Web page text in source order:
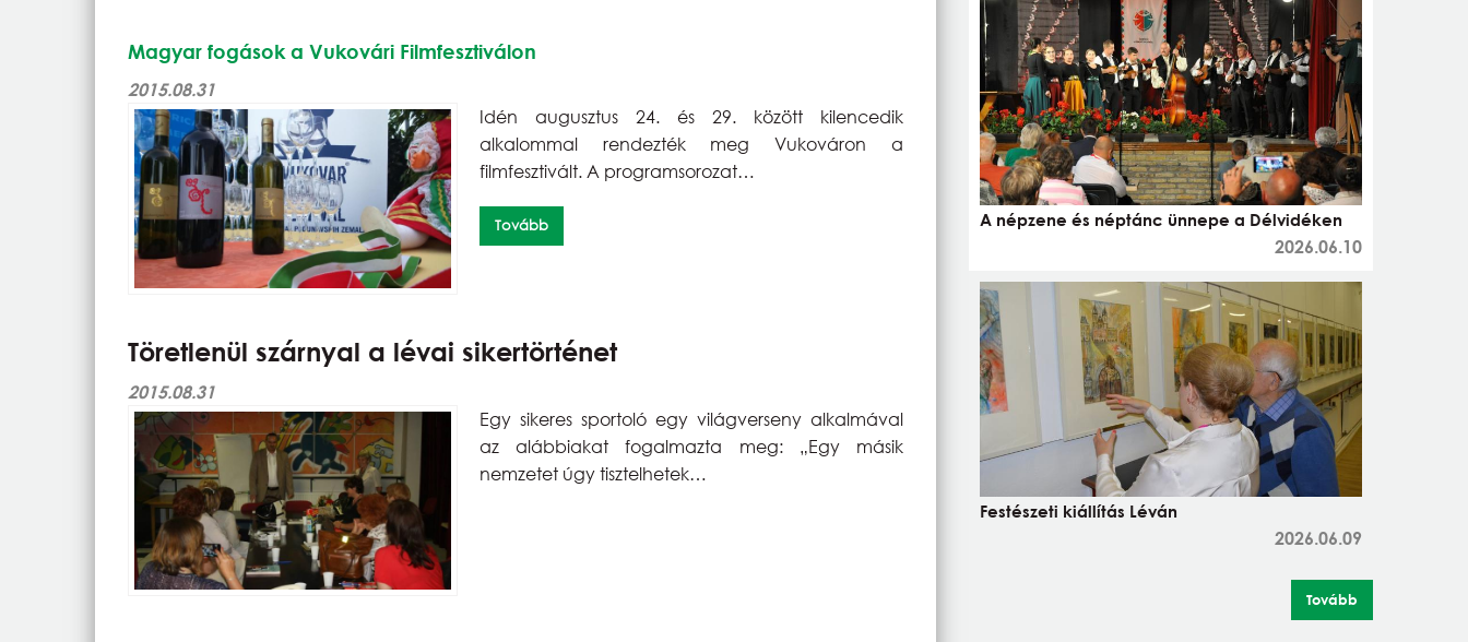
Magyar fogások a Vukovári Filmfesztiválon
2015.08.31
Idén augusztus 24. és 29. között kilencedik
alkalommal rendezték meg Vukováron a
filmfesztivált. A programsorozat…
Tovább
Töretlenül szárnyal a lévai sikertörténet
2015.08.31
Egy sikeres sportoló egy világverseny alkalmával
az alábbiakat fogalmazta meg: „Egy másik
nemzetet úgy tisztelhetek…
A népzene és néptánc ünnepe a Délvidéken
2026.06.10
Festészeti kiállítás Léván
2026.06.09
Tovább